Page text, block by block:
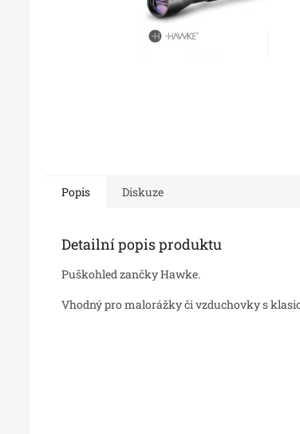
Popis Diskuze
Detailní popis produktu
Puškohled zančky Hawke.
Vhodný pro malorážky či vzduchovky s